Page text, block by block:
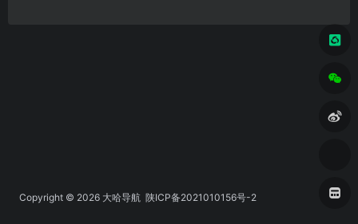
Copyright © 2026 大哈导航 陕ICP备2021010156号-2